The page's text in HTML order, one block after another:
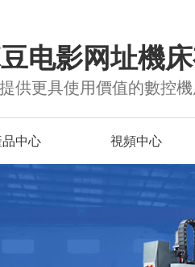
电影网址機
供更具使用價值的數控
品中心 視頻中心